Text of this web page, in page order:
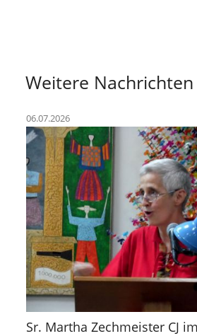
Weitere Nachrichten
06.07.2026
Sr. Martha Zechmeister CJ